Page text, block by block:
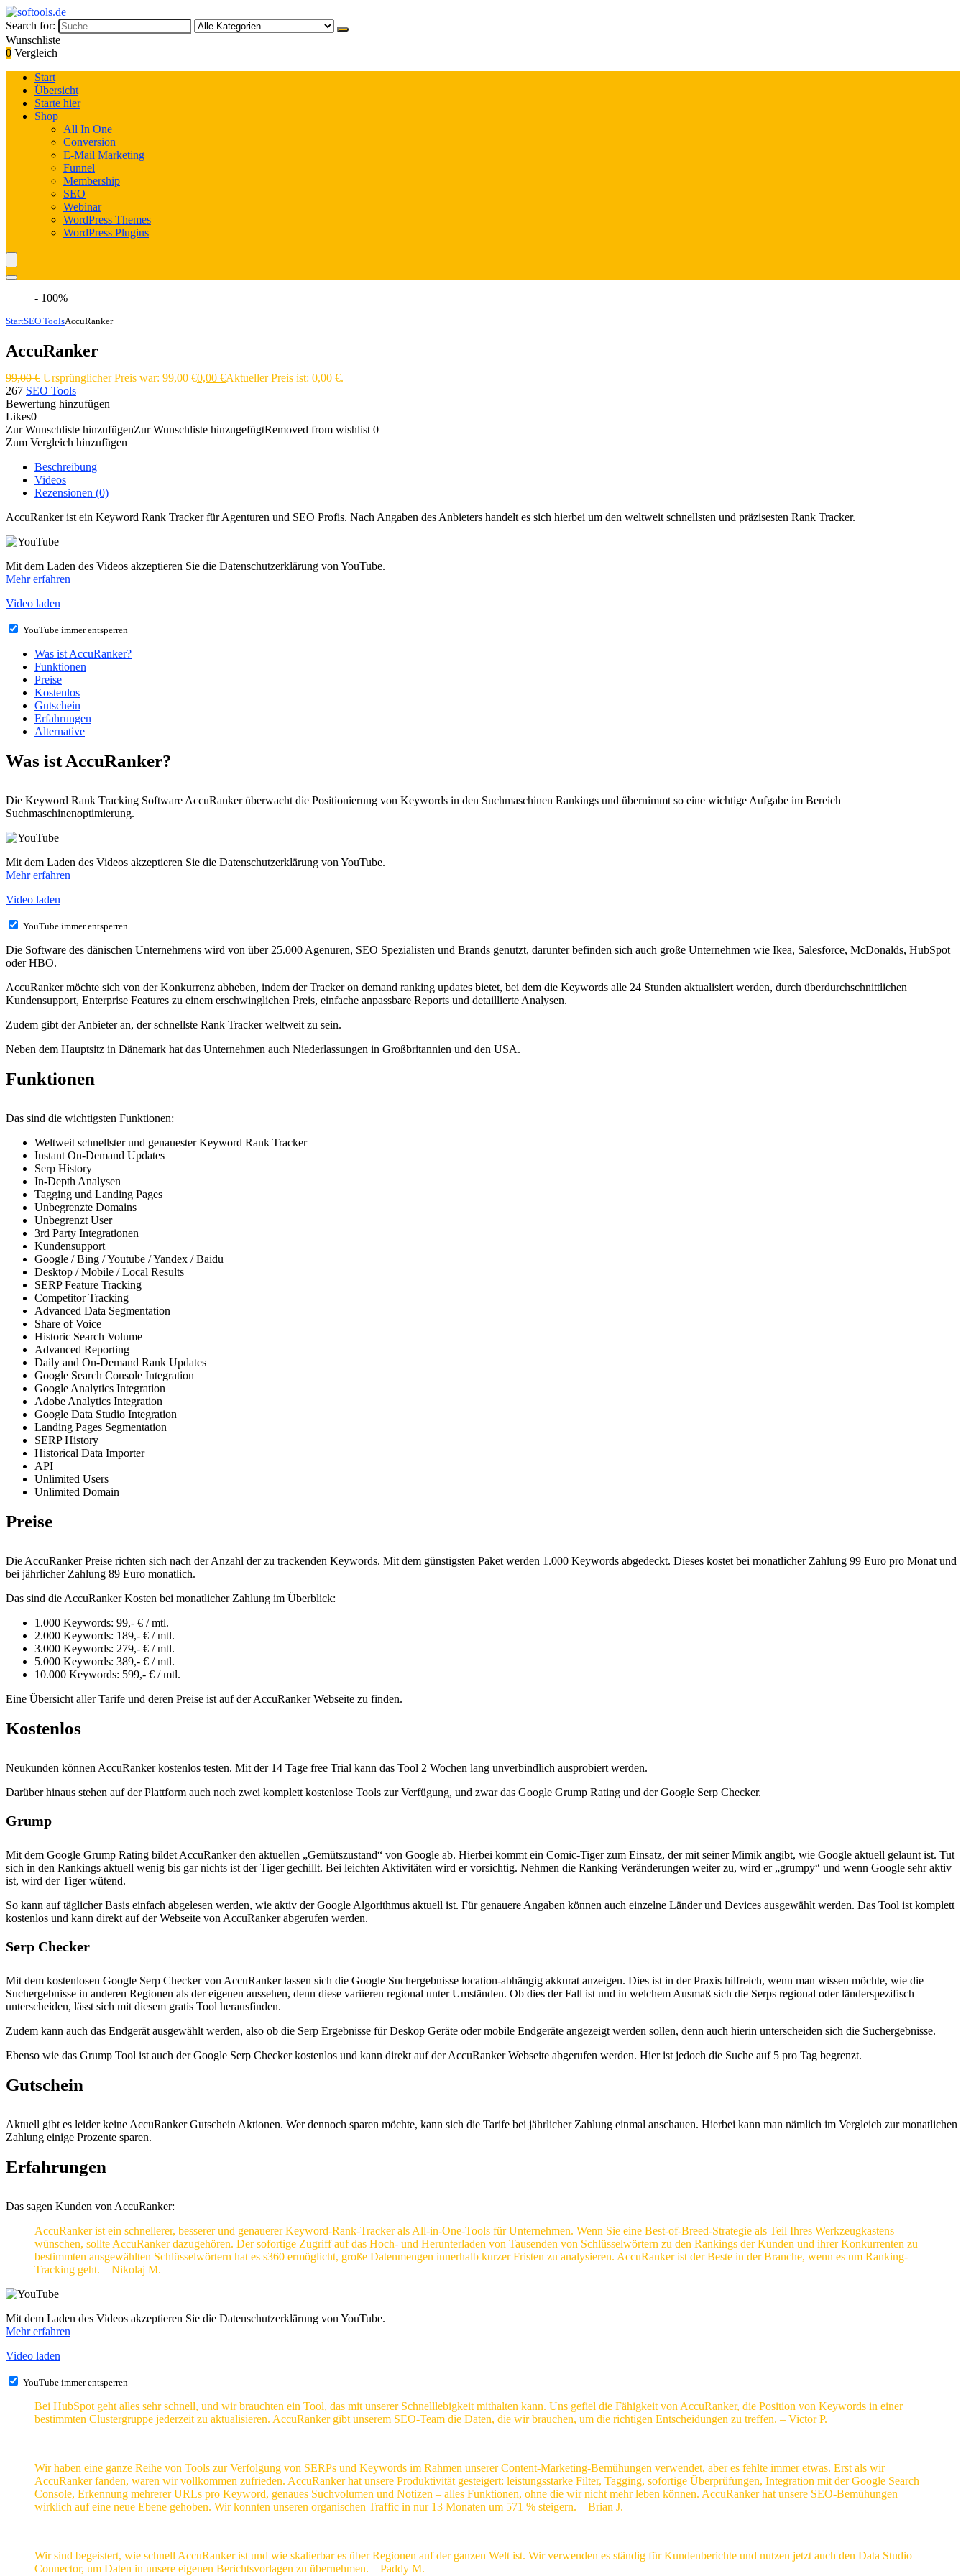
Search for:
Wunschliste
0 Vergleich
Start
Übersicht
Starte hier
Shop
All In One
Conversion
E-Mail Marketing
Funnel
Membership
SEO
Webinar
WordPress Themes
WordPress Plugins
- 100%
StartSEO ToolsAccuRanker
AccuRanker
99,00€ Ursprünglicher Preis war: 99,00 €0,00 €Aktueller Preis ist: 0,00 €.
267 SEO Tools
Bewertung hinzufügen
Likes0
Zur Wunschliste hinzufügenZur Wunschliste hinzugefügtRemoved from wishlist 0
Zum Vergleich hinzufügen
Beschreibung
Videos
Rezensionen (0)
AccuRanker ist ein Keyword Rank Tracker für Agenturen und SEO Profis. Nach Angaben des Anbieters handelt es sich hierbei um den weltweit schnellsten und präzisesten Rank Tracker.
Mit dem Laden des Videos akzeptieren Sie die Datenschutzerklärung von YouTube.
Mehr erfahren
Video laden
YouTube immer entsperren
Was ist AccuRanker?
Funktionen
Preise
Kostenlos
Gutschein
Erfahrungen
Alternative
Was ist AccuRanker?
Die Keyword Rank Tracking Software AccuRanker überwacht die Positionierung von Keywords in den Suchmaschinen Rankings und übernimmt so eine wichtige Aufgabe im Bereich
Suchmaschinenoptimierung.
Mit dem Laden des Videos akzeptieren Sie die Datenschutzerklärung von YouTube.
Mehr erfahren
Video laden
YouTube immer entsperren
Die Software des dänischen Unternehmens wird von über 25.000 Agenuren, SEO Spezialisten und Brands genutzt, darunter befinden sich auch große Unternehmen wie Ikea, Salesforce, McDonalds, HubSpot
oder HBO.
AccuRanker möchte sich von der Konkurrenz abheben, indem der Tracker on demand ranking updates bietet, bei dem die Keywords alle 24 Stunden aktualisiert werden, durch überdurchschnittlichen
Kundensupport, Enterprise Features zu einem erschwinglichen Preis, einfache anpassbare Reports und detaillierte Analysen.
Zudem gibt der Anbieter an, der schnellste Rank Tracker weltweit zu sein.
Neben dem Hauptsitz in Dänemark hat das Unternehmen auch Niederlassungen in Großbritannien und den USA.
Funktionen
Das sind die wichtigsten Funktionen:
Weltweit schnellster und genauester Keyword Rank Tracker
Instant On-Demand Updates
Serp History
In-Depth Analysen
Tagging und Landing Pages
Unbegrenzte Domains
Unbegrenzt User
3rd Party Integrationen
Kundensupport
Google / Bing / Youtube / Yandex / Baidu
Desktop / Mobile / Local Results
SERP Feature Tracking
Competitor Tracking
Advanced Data Segmentation
Share of Voice
Historic Search Volume
Advanced Reporting
Daily and On-Demand Rank Updates
Google Search Console Integration
Google Analytics Integration
Adobe Analytics Integration
Google Data Studio Integration
Landing Pages Segmentation
SERP History
Historical Data Importer
API
Unlimited Users
Unlimited Domain
Preise
Die AccuRanker Preise richten sich nach der Anzahl der zu trackenden Keywords. Mit dem günstigsten Paket werden 1.000 Keywords abgedeckt. Dieses kostet bei monatlicher Zahlung 99 Euro pro Monat und
bei jährlicher Zahlung 89 Euro monatlich.
Das sind die AccuRanker Kosten bei monatlicher Zahlung im Überblick:
1.000 Keywords: 99,- € / mtl.
2.000 Keywords: 189,- € / mtl.
3.000 Keywords: 279,- € / mtl.
5.000 Keywords: 389,- € / mtl.
10.000 Keywords: 599,- € / mtl.
Eine Übersicht aller Tarife und deren Preise ist auf der AccuRanker Webseite zu finden.
Kostenlos
Neukunden können AccuRanker kostenlos testen. Mit der 14 Tage free Trial kann das Tool 2 Wochen lang unverbindlich ausprobiert werden.
Darüber hinaus stehen auf der Plattform auch noch zwei komplett kostenlose Tools zur Verfügung, und zwar das Google Grump Rating und der Google Serp Checker.
Grump
Mit dem Google Grump Rating bildet AccuRanker den aktuellen „Gemütszustand“ von Google ab. Hierbei kommt ein Comic-Tiger zum Einsatz, der mit seiner Mimik angibt, wie Google aktuell gelaunt ist. Tut
sich in den Rankings aktuell wenig bis gar nichts ist der Tiger gechillt. Bei leichten Aktivitäten wird er vorsichtig. Nehmen die Ranking Veränderungen weiter zu, wird er „grumpy“ und wenn Google sehr aktiv
ist, wird der Tiger wütend.
So kann auf täglicher Basis einfach abgelesen werden, wie aktiv der Google Algorithmus aktuell ist. Für genauere Angaben können auch einzelne Länder und Devices ausgewählt werden. Das Tool ist komplett
kostenlos und kann direkt auf der Webseite von AccuRanker abgerufen werden.
Serp Checker
Mit dem kostenlosen Google Serp Checker von AccuRanker lassen sich die Google Suchergebnisse location-abhängig akkurat anzeigen. Dies ist in der Praxis hilfreich, wenn man wissen möchte, wie die
Suchergebnisse in anderen Regionen als der eigenen aussehen, denn diese variieren regional unter Umständen. Ob dies der Fall ist und in welchem Ausmaß sich die Serps regional oder länderspezifisch
unterscheiden, lässt sich mit diesem gratis Tool herausfinden.
Zudem kann auch das Endgerät ausgewählt werden, also ob die Serp Ergebnisse für Deskop Geräte oder mobile Endgeräte angezeigt werden sollen, denn auch hierin unterscheiden sich die Suchergebnisse.
Ebenso wie das Grump Tool ist auch der Google Serp Checker kostenlos und kann direkt auf der AccuRanker Webseite abgerufen werden. Hier ist jedoch die Suche auf 5 pro Tag begrenzt.
Gutschein
Aktuell gibt es leider keine AccuRanker Gutschein Aktionen. Wer dennoch sparen möchte, kann sich die Tarife bei jährlicher Zahlung einmal anschauen. Hierbei kann man nämlich im Vergleich zur monatlichen
Zahlung einige Prozente sparen.
Erfahrungen
Das sagen Kunden von AccuRanker:
AccuRanker ist ein schnellerer, besserer und genauerer Keyword-Rank-Tracker als All-in-One-Tools für Unternehmen. Wenn Sie eine Best-of-Breed-Strategie als Teil Ihres Werkzeugkastens
wünschen, sollte AccuRanker dazugehören. Der sofortige Zugriff auf das Hoch- und Herunterladen von Tausenden von Schlüsselwörtern zu den Rankings der Kunden und ihrer Konkurrenten zu
bestimmten ausgewählten Schlüsselwörtern hat es s360 ermöglicht, große Datenmengen innerhalb kurzer Fristen zu analysieren. AccuRanker ist der Beste in der Branche, wenn es um Ranking-
Tracking geht. – Nikolaj M.
Mit dem Laden des Videos akzeptieren Sie die Datenschutzerklärung von YouTube.
Mehr erfahren
Video laden
YouTube immer entsperren
Bei HubSpot geht alles sehr schnell, und wir brauchten ein Tool, das mit unserer Schnelllebigkeit mithalten kann. Uns gefiel die Fähigkeit von AccuRanker, die Position von Keywords in einer
bestimmten Clustergruppe jederzeit zu aktualisieren. AccuRanker gibt unserem SEO-Team die Daten, die wir brauchen, um die richtigen Entscheidungen zu treffen. – Victor P.
Wir haben eine ganze Reihe von Tools zur Verfolgung von SERPs und Keywords im Rahmen unserer Content-Marketing-Bemühungen verwendet, aber es fehlte immer etwas. Erst als wir
AccuRanker fanden, waren wir vollkommen zufrieden. AccuRanker hat unsere Produktivität gesteigert: leistungsstarke Filter, Tagging, sofortige Überprüfungen, Integration mit der Google Search
Console, Erkennung mehrerer URLs pro Keyword, genaues Suchvolumen und Notizen – alles Funktionen, ohne die wir nicht mehr leben können. AccuRanker hat unsere SEO-Bemühungen
wirklich auf eine neue Ebene gehoben. Wir konnten unseren organischen Traffic in nur 13 Monaten um 571 % steigern. – Brian J.
Wir sind begeistert, wie schnell AccuRanker ist und wie skalierbar es über Regionen auf der ganzen Welt ist. Wir verwenden es ständig für Kundenberichte und nutzen jetzt auch den Data Studio
Connector, um Daten in unsere eigenen Berichtsvorlagen zu übernehmen. – Paddy M.